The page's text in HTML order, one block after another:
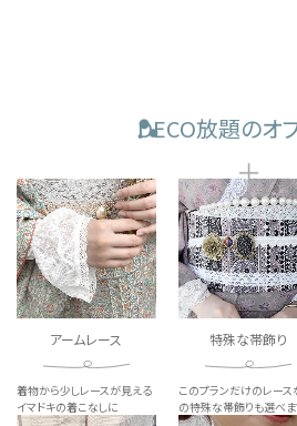
DECO放題のオ
アームレース
着物から少しレースが見える
イマドキの着こなしに
特殊な帯飾り
このプランだけのレース
の特殊な帯飾りも選べま